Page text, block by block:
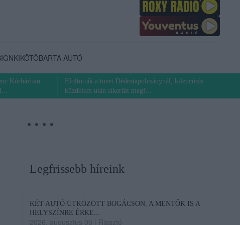
KIKÖTŐBARTA AUTÓ
Kórházban:
Eloltották a tüzet Dédestapolcsánynál, kilencórás
küzdelem után sikerült megf...
Legfrissebb híreink
KÉT AUTÓ ÜTKÖZÖTT BOGÁCSON, A MENTŐK IS A
HELYSZÍNRE ÉRKE...
2026. augusztus 06 Riasztó